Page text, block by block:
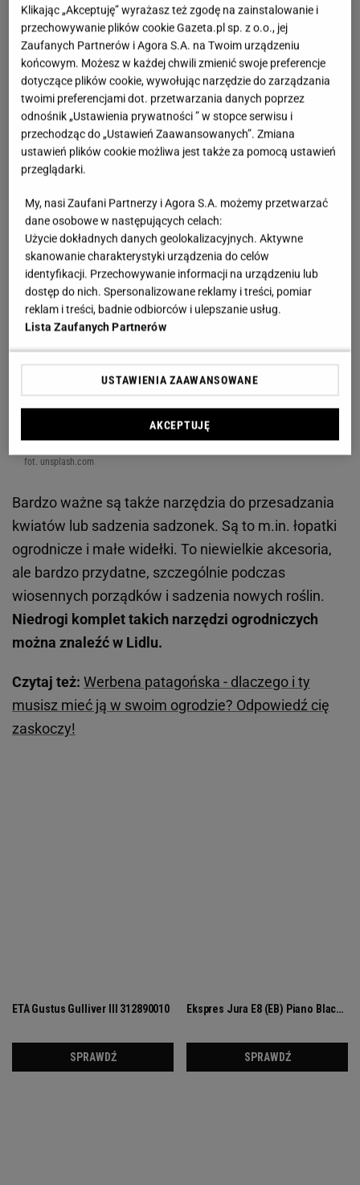
fot. unsplash.com
Bardzo ważne są także narzędzia do przesadzania
kwiatów lub sadzenia sadzonek. Są to m.in. łopatki
ogrodnicze i małe widełki. To niewielkie akcesoria,
ale bardzo przydatne, szczególnie podczas
wiosennych porządków i sadzenia nowych roślin.
Niedrogi komplet takich narzędzi ogrodniczych
można znaleźć w Lidlu.
Czytaj też: Werbena patagońska - dlaczego i ty
musisz mieć ją w swoim ogrodzie? Odpowiedź cię
zaskoczy!
Klikając „Akceptuję” wyrażasz też zgodę na zainstalowanie i
przechowywanie plików cookie Gazeta.pl sp. z o.o., jej
Zaufanych Partnerów i Agora S.A. na Twoim urządzeniu
końcowym. Możesz w każdej chwili zmienić swoje preferencje
dotyczące plików cookie, wywołując narzędzie do zarządzania
twoimi preferencjami dot. przetwarzania danych poprzez
odnośnik „Ustawienia prywatności ” w stopce serwisu i
przechodząc do „Ustawień Zaawansowanych”. Zmiana
ustawień plików cookie możliwa jest także za pomocą ustawień
przeglądarki.
My, nasi Zaufani Partnerzy i Agora S.A. możemy przetwarzać
dane osobowe w następujących celach:
Użycie dokładnych danych geolokalizacyjnych. Aktywne
skanowanie charakterystyki urządzenia do celów
identyfikacji. Przechowywanie informacji na urządzeniu lub
dostęp do nich. Spersonalizowane reklamy i treści, pomiar
reklam i treści, badnie odbiorców i ulepszanie usług.
Lista Zaufanych Partnerów
USTAWIENIA ZAAWANSOWANE
AKCEPTUJĘ